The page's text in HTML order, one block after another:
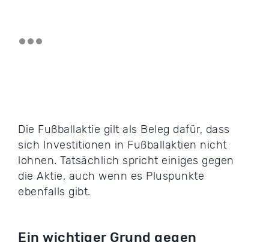
Die Fußballaktie gilt als Beleg dafür, dass
sich Investitionen in Fußballaktien nicht
lohnen. Tatsächlich spricht einiges gegen
die Aktie, auch wenn es Pluspunkte
ebenfalls gibt.
Ein wichtiger Grund gegen